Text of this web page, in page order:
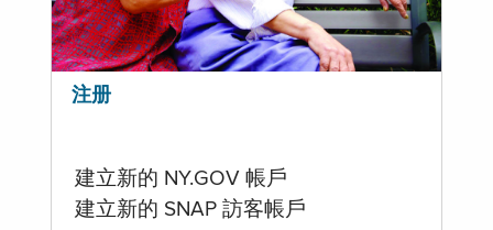
注册
建立新的 NY.GOV 帳戶
建立新的 SNAP 訪客帳戶